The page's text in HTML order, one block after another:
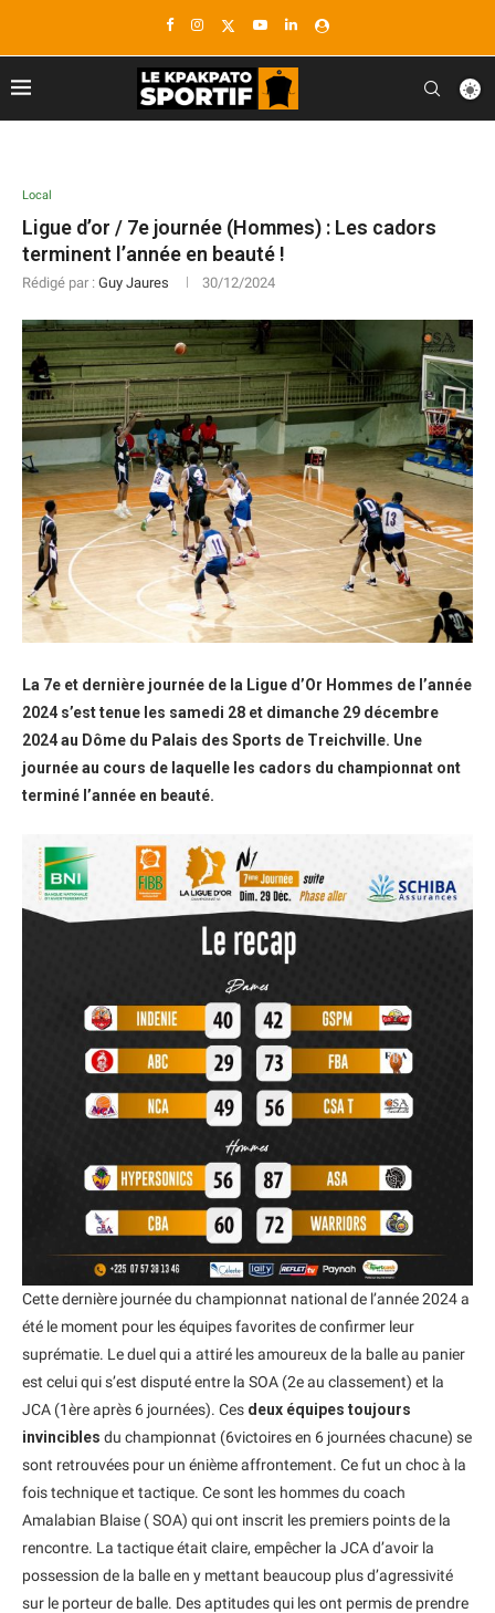
Local
Ligue d’or / 7e journée (Hommes) : Les cadors
terminent l’année en beauté !
Rédigé par : Guy Jaures 30/12/2024
La 7e et dernière journée de la Ligue d’Or Hommes de l’année
2024 s’est tenue les samedi 28 et dimanche 29 décembre
2024 au Dôme du Palais des Sports de Treichville. Une
journée au cours de laquelle les cadors du championnat ont
terminé l’année en beauté.
Cette dernière journée du championnat national de l’année 2024 a
été le moment pour les équipes favorites de confirmer leur
suprématie. Le duel qui a attiré les amoureux de la balle au panier
est celui qui s’est disputé entre la SOA (2e au classement) et la
JCA (1ère après 6 journées). Ces deux équipes toujours
invincibles du championnat (6victoires en 6 journées chacune) se
sont retrouvées pour un énième affrontement. Ce fut un choc à la
fois technique et tactique. Ce sont les hommes du coach
Amalabian Blaise ( SOA) qui ont inscrit les premiers points de la
rencontre. La tactique était claire, empêcher la JCA d’avoir la
possession de la balle en y mettant beaucoup plus d’agressivité
sur le porteur de balle. Des aptitudes qui les ont permis de prendre